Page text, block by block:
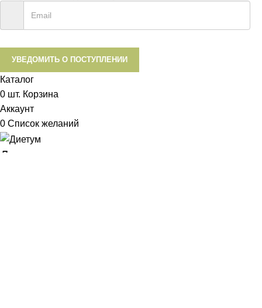
УВЕДОМИТЬ О ПОСТУПЛЕНИИ
Каталог
0 шт. Корзина
Аккаунт
0 Список желаний
Диетум